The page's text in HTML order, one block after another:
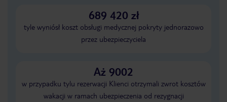
689 420 zł
tyle wyniósł koszt obsługi medycznej pokryty jednorazowo
przez ubezpieczyciela
Aż 9002
w przypadku tylu rezerwacji Klienci otrzymali zwrot kosztów
wakacji w ramach ubezpieczenia od rezygnacji